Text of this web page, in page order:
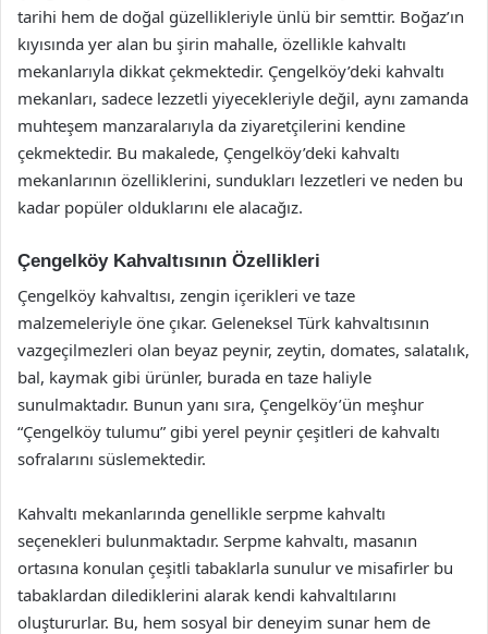
tarihi hem de doğal güzellikleriyle ünlü bir semttir. Boğaz’ın
kıyısında yer alan bu şirin mahalle, özellikle kahvaltı
mekanlarıyla dikkat çekmektedir. Çengelköy’deki kahvaltı
mekanları, sadece lezzetli yiyecekleriyle değil, aynı zamanda
muhteşem manzaralarıyla da ziyaretçilerini kendine
çekmektedir. Bu makalede, Çengelköy’deki kahvaltı
mekanlarının özelliklerini, sundukları lezzetleri ve neden bu
kadar popüler olduklarını ele alacağız.
Çengelköy Kahvaltısının Özellikleri
Çengelköy kahvaltısı, zengin içerikleri ve taze
malzemeleriyle öne çıkar. Geleneksel Türk kahvaltısının
vazgeçilmezleri olan beyaz peynir, zeytin, domates, salatalık,
bal, kaymak gibi ürünler, burada en taze haliyle
sunulmaktadır. Bunun yanı sıra, Çengelköy’ün meşhur
“Çengelköy tulumu” gibi yerel peynir çeşitleri de kahvaltı
sofralarını süslemektedir.
Kahvaltı mekanlarında genellikle serpme kahvaltı
seçenekleri bulunmaktadır. Serpme kahvaltı, masanın
ortasına konulan çeşitli tabaklarla sunulur ve misafirler bu
tabaklardan dilediklerini alarak kendi kahvaltılarını
oluştururlar. Bu, hem sosyal bir deneyim sunar hem de